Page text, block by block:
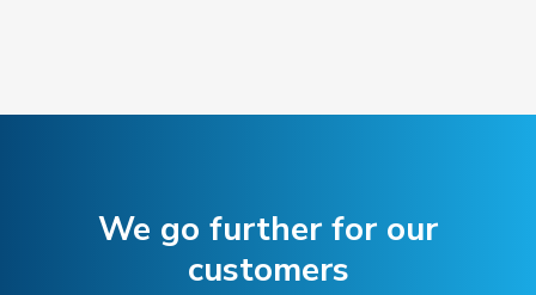
We go further for our
customers